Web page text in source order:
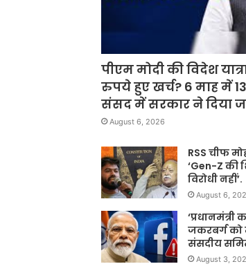
पीएम मोदी की विदेश
रुपये हुए खर्च? 6 माह में 13
संसद में सरकार ने दिया
August 6, 2026
RSS चीफ
‘Gen-Z की
विरोधी नहीं’.
August 6,
‘प्रधानमंत्री
जकरबर्ग को
संसदीय
August 3,